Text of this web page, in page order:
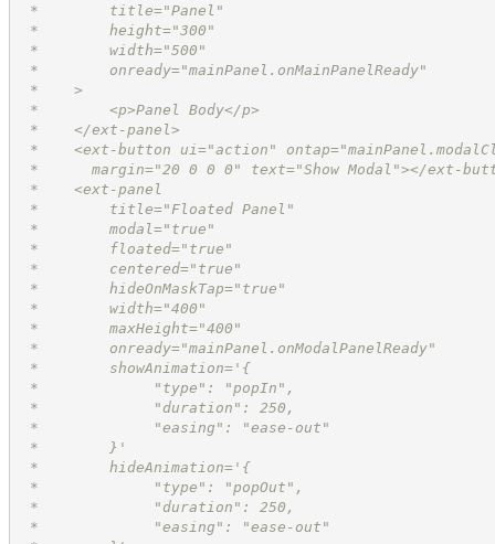
*        title="Panel"
*        height="300"
*        width="500"
*        onready="mainPanel.onMainPanelReady"
*    >
*        <p>Panel Body</p>
*    </ext-panel>
*    <ext-button ui="action"
*      margin="20 0 0 0" text="Show Modal"></ext-
*    <ext-panel
*        title="Floated Panel"
*        modal="true"
*        floated="true"
*        centered="true"
*        hideOnMaskTap="true"
*        width="400"
*        maxHeight="400"
*        onready="mainPanel.onModalPanelReady"
*        showAnimation='{
*             "type": "popIn",
*             "duration": 250,
*             "easing": "ease-out"
*        }'
*        hideAnimation='{
*             "type": "popOut",
*             "duration": 250,
*             "easing": "ease-out"